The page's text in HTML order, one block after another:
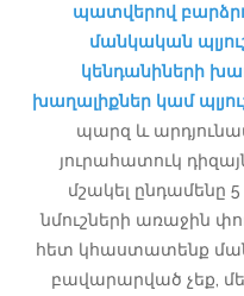
պատվերով
մանկական
կենդանիների
խաղալիքներ կամ
պարզ և
յուրահատուկ
մշակել ընդամենը
նմուշների առաջին
հետ կհաստատենք
բավարարված չեք,